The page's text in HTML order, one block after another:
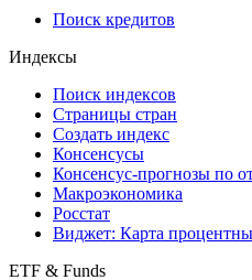
API каталог
Кредиты
Поиск кредитов
Индексы
Поиск индексов
Страницы стран
Создать индекс
Консенсусы
Консенсус-прогнозы по
Макроэкономика